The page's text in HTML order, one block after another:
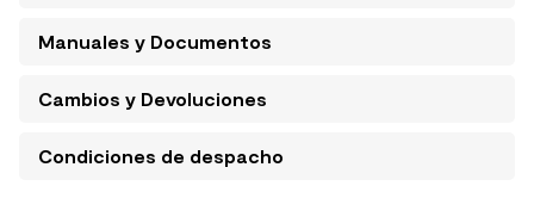
Manuales y Documentos
Cambios y Devoluciones
Condiciones de despacho